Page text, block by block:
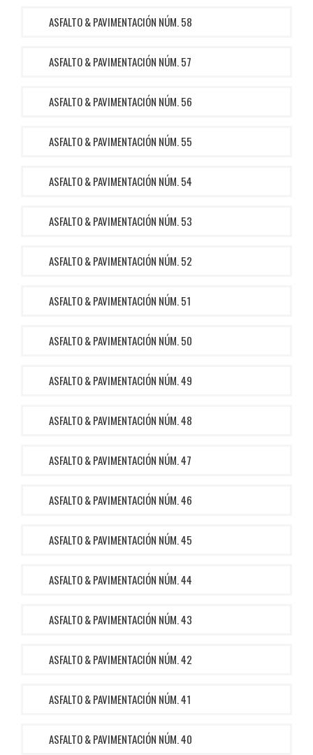
ASFALTO & PAVIMENTACIÓN NÚM. 58
ASFALTO & PAVIMENTACIÓN NÚM. 57
ASFALTO & PAVIMENTACIÓN NÚM. 56
ASFALTO & PAVIMENTACIÓN NÚM. 55
ASFALTO & PAVIMENTACIÓN NÚM. 54
ASFALTO & PAVIMENTACIÓN NÚM. 53
ASFALTO & PAVIMENTACIÓN NÚM. 52
ASFALTO & PAVIMENTACIÓN NÚM. 51
ASFALTO & PAVIMENTACIÓN NÚM. 50
ASFALTO & PAVIMENTACIÓN NÚM. 49
ASFALTO & PAVIMENTACIÓN NÚM. 48
ASFALTO & PAVIMENTACIÓN NÚM. 47
ASFALTO & PAVIMENTACIÓN NÚM. 46
ASFALTO & PAVIMENTACIÓN NÚM. 45
ASFALTO & PAVIMENTACIÓN NÚM. 44
ASFALTO & PAVIMENTACIÓN NÚM. 43
ASFALTO & PAVIMENTACIÓN NÚM. 42
ASFALTO & PAVIMENTACIÓN NÚM. 41
ASFALTO & PAVIMENTACIÓN NÚM. 40